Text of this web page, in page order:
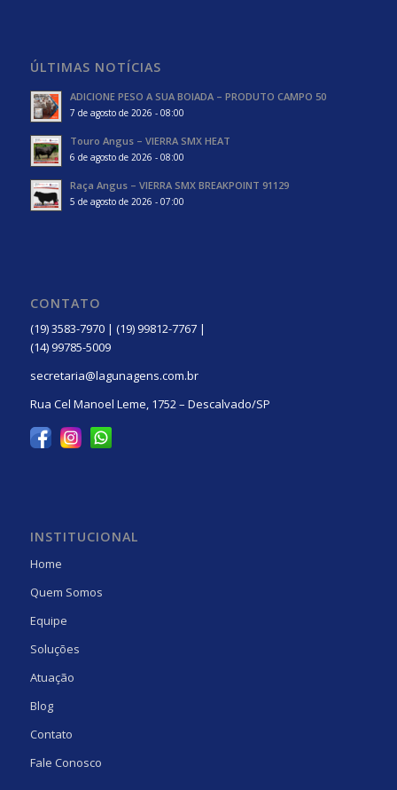
ÚLTIMAS NOTÍCIAS
ADICIONE PESO A SUA BOIADA – PRODUTO CAMPO 50
7 de agosto de 2026 - 08:00
Touro Angus – VIERRA SMX HEAT
6 de agosto de 2026 - 08:00
Raça Angus – VIERRA SMX BREAKPOINT 91129
5 de agosto de 2026 - 07:00
CONTATO
(19) 3583-7970 | (19) 99812-7767 |
(14) 99785-5009
secretaria@lagunagens.com.br
Rua Cel Manoel Leme, 1752 – Descalvado/SP
INSTITUCIONAL
Home
Quem Somos
Equipe
Soluções
Atuação
Blog
Contato
Fale Conosco